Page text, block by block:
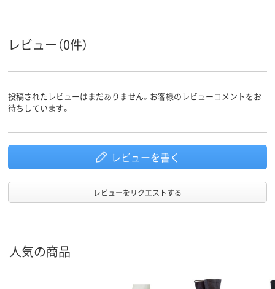
レビュー（0件）
投稿されたレビューはまだありません。お客様のレビューコメントをお
待ちしています。
レビューを書く
レビューをリクエストする
人気の商品